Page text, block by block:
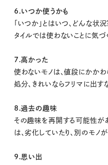
6.いつか使うかも
「いつか」とはいつ、どんな状
タイルでは使わないことに気づ
7.高かった
使わないモノは、値段にかかわ
処分、きれいならフリマに出す
8.過去の趣味
その趣味を再開する可能性が
は、劣化していたり、別のモノが
9.思い出